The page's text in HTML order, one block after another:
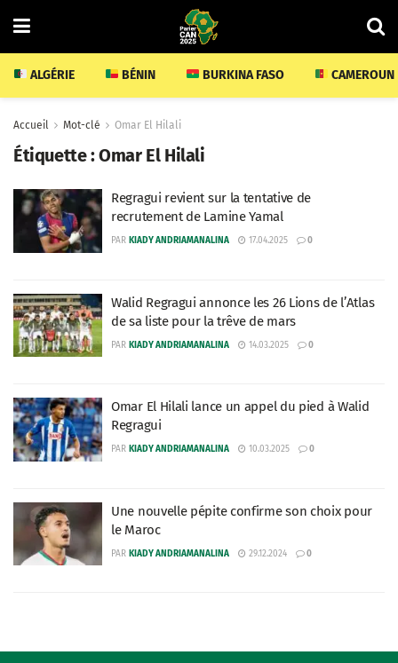
ALGÉRIE BÉNIN BURKINA FASO CAMEROUN
Accueil Mot-clé Omar El Hilali
Étiquette :Omar El Hilali
Regragui revient sur la tentative de
recrutement de Lamine Yamal
PAR KIADY ANDRIAMANALINA 17.04.2025 0
Walid Regragui annonce les 26 Lions de l’Atlas
de sa liste pour la trêve de mars
PAR KIADY ANDRIAMANALINA 14.03.2025 0
Omar El Hilali lance un appel du pied à Walid
Regragui
PAR KIADY ANDRIAMANALINA 10.03.2025 0
Une nouvelle pépite confirme son choix pour
le Maroc
PAR KIADY ANDRIAMANALINA 29.12.2024 0